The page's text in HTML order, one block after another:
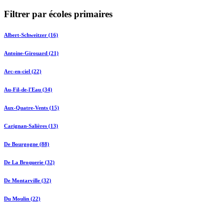
Filtrer par écoles primaires
Albert-Schweitzer (16)
Antoine-Girouard (21)
Arc-en-ciel (22)
Au-Fil-de-l'Eau (34)
Aux-Quatre-Vents (15)
Carignan-Salières (13)
De Bourgogne (88)
De La Broquerie (32)
De Montarville (32)
Du Moulin (22)